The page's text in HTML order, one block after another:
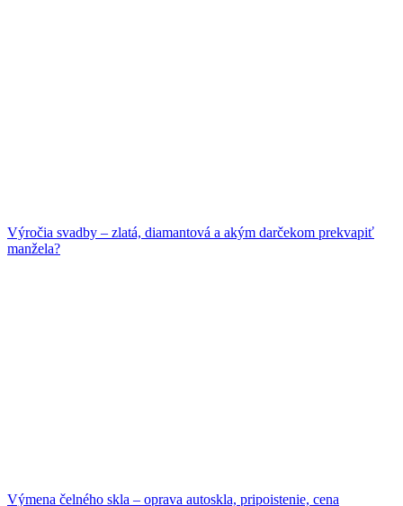
Výročia svadby – zlatá, diamantová a akým darčekom prekvapiť
manžela?
Výmena čelného skla – oprava autoskla, pripoistenie, cena